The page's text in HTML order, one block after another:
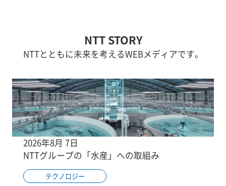
NTT STORY
NTTとともに未来を考えるWEBメディアです。
2026年8月 7日
NTTグループの「水産」への取組み
テクノロジー